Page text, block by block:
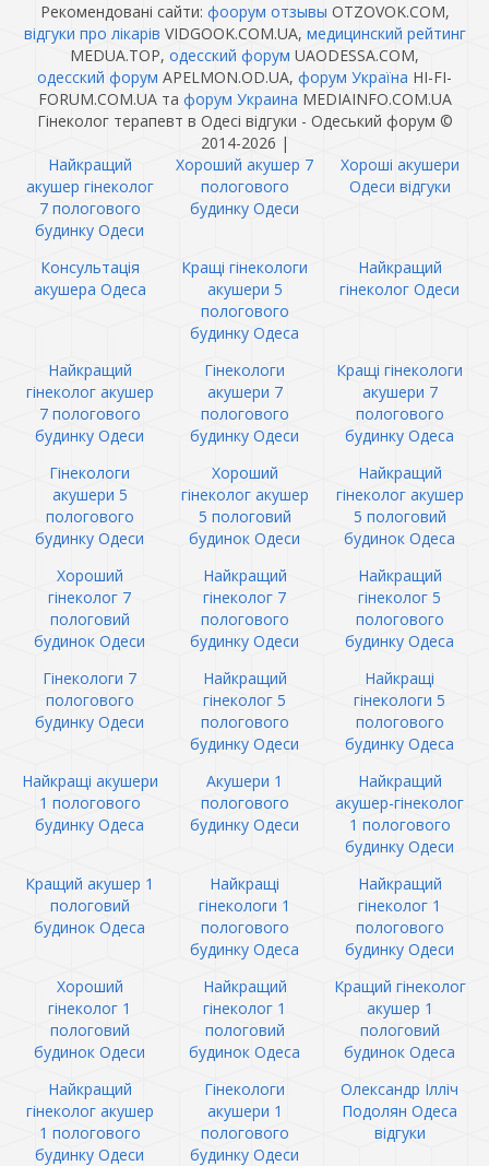
Рекомендовані сайти: фоорум отзывы OTZOVOK.COM,
відгуки про лікарів VIDGOOK.COM.UA, медицинский рейтинг
MEDUA.TOP, одесский форум UAODESSA.COM,
одесский форум APELMON.OD.UA, форум Україна HI-FI-
FORUM.COM.UA та форум Украина MEDIAINFO.COM.UA
Гінеколог терапевт в Одесі відгуки - Одеський форум ©
2014-2026 |
Найкращий
акушер гінеколог
7 пологового
будинку Одеси
Хороший акушер 7
пологового
будинку Одеси
Хороші акушери
Одеси відгуки
Консультація
акушера Одеса
Кращі гінекологи
акушери 5
пологового
будинку Одеса
Найкращий
гінеколог Одеси
Найкращий
гінеколог акушер
7 пологового
будинку Одеси
Гінекологи
акушери 7
пологового
будинку Одеси
Кращі гінекологи
акушери 7
пологового
будинку Одеса
Гінекологи
акушери 5
пологового
будинку Одеси
Хороший
гінеколог акушер
5 пологовий
будинок Одеси
Найкращий
гінеколог акушер
5 пологовий
будинок Одеса
Хороший
гінеколог 7
пологовий
будинок Одеси
Найкращий
гінеколог 7
пологового
будинку Одеси
Найкращий
гінеколог 5
пологового
будинку Одеса
Гінекологи 7
пологового
будинку Одеси
Найкращий
гінеколог 5
пологового
будинку Одеси
Найкращі
гінекологи 5
пологового
будинку Одеса
Найкращі акушери
1 пологового
будинку Одеса
Акушери 1
пологового
будинку Одеси
Найкращий
акушер-гінеколог
1 пологового
будинку Одеси
Кращий акушер 1
пологовий
будинок Одеса
Найкращі
гінекологи 1
пологового
будинку Одеса
Найкращий
гінеколог 1
пологового
будинку Одеси
Хороший
гінеколог 1
пологовий
будинок Одеси
Найкращий
гінеколог 1
пологовий
будинок Одеса
Кращий гінеколог
акушер 1
пологовий
будинок Одеса
Найкращий
гінеколог акушер
1 пологового
будинку Одеси
Гінекологи
акушери 1
пологового
будинку Одеси
Олександр Ілліч
Подолян Одеса
відгуки